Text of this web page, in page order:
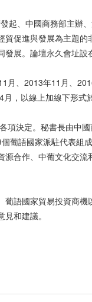
、中國商務部主辦
促進與發展為主題
展。論壇永久會址設
、2013年11月、
以線上加線下形式
決定。秘書長由中
語國家派駐代表
合作、中葡文化交
語國家貿易投資商
和建議。